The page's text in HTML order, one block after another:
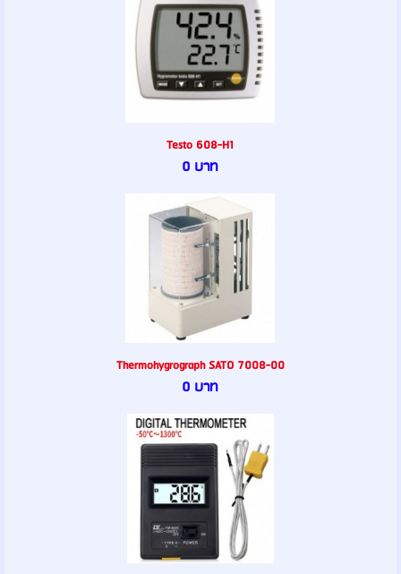
Testo 608-H1
0 บาท
Thermohygrograph SATO 7008-00
0 บาท